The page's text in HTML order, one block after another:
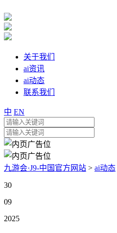
关于我们
ai资讯
ai动态
联系我们
中 EN
九游会·J9-中国官方网站 > ai动态
30
09
2025